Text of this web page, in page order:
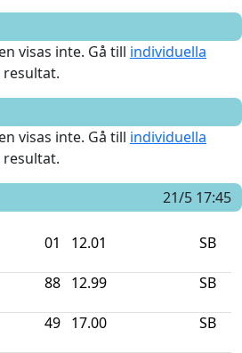
visas inte. Gå till individuella
visas inte. Gå till individuella
21/5 17:45
01 12.01 SB
88 12.99 SB
49 17.00 SB